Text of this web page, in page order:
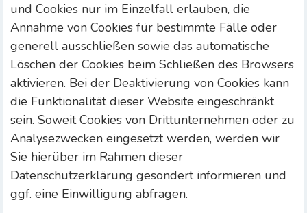
und Cookies nur im Einzelfall erlauben, die
Annahme von Cookies für bestimmte Fälle oder
generell ausschließen sowie das automatische
Löschen der Cookies beim Schließen des Browsers
aktivieren. Bei der Deaktivierung von Cookies kann
die Funktionalität dieser Website eingeschränkt
sein. Soweit Cookies von Drittunternehmen oder zu
Analysezwecken eingesetzt werden, werden wir
Sie hierüber im Rahmen dieser
Datenschutzerklärung gesondert informieren und
ggf. eine Einwilligung abfragen.